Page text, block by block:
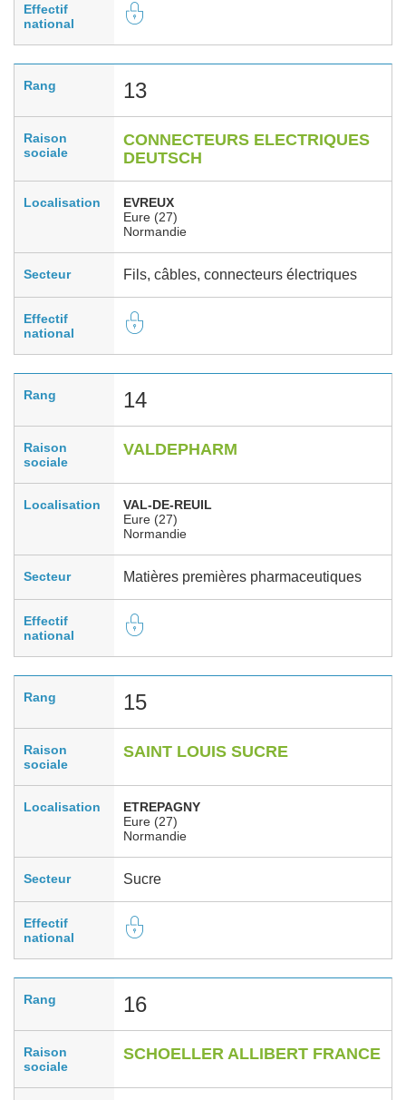
Effectif
national
Rang 13
Raison
sociale
CONNECTEURS ELECTRIQUES
DEUTSCH
Localisation
EVREUX
Eure (27)
Normandie
Secteur Fils, câbles, connecteurs électriques
Effectif
national
Rang 14
Raison
sociale
VALDEPHARM
Localisation
VAL-DE-REUIL
Eure (27)
Normandie
Secteur Matières premières pharmaceutiques
Effectif
national
Rang 15
Raison
sociale
SAINT LOUIS SUCRE
Localisation
ETREPAGNY
Eure (27)
Normandie
Secteur Sucre
Effectif
national
Rang 16
Raison
sociale
SCHOELLER ALLIBERT FRANCE